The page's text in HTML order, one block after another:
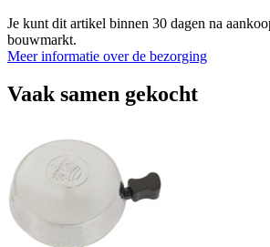
Je kunt dit artikel binnen 30 dagen na
bouwmarkt.
Meer informatie over de bezorging
Vaak samen gekocht